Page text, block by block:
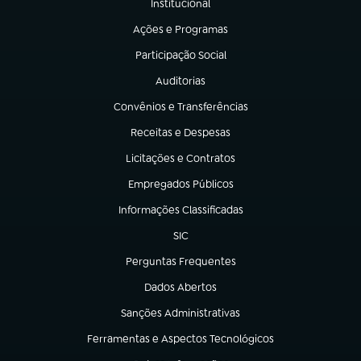
Institucional
(abre em nova aba)
Ações e Programas
(abre em nova aba)
Participação Social
(abre em nova aba)
Auditorias
(abre em nova aba)
Convênios e Transferências
(abre em nova aba)
Receitas e Despesas
(abre em nova aba)
Licitações e Contratos
(abre em nova aba)
Empregados Públicos
(abre em nova aba)
Informações Classificadas
(abre em nova aba)
SIC
(abre em nova aba)
Perguntas Frequentes
(abre em nova aba)
Dados Abertos
(abre em nova aba)
Sanções Administrativas
(abre em nova aba)
Ferramentas e Aspectos Tecnológicos
(abre em nova aba)